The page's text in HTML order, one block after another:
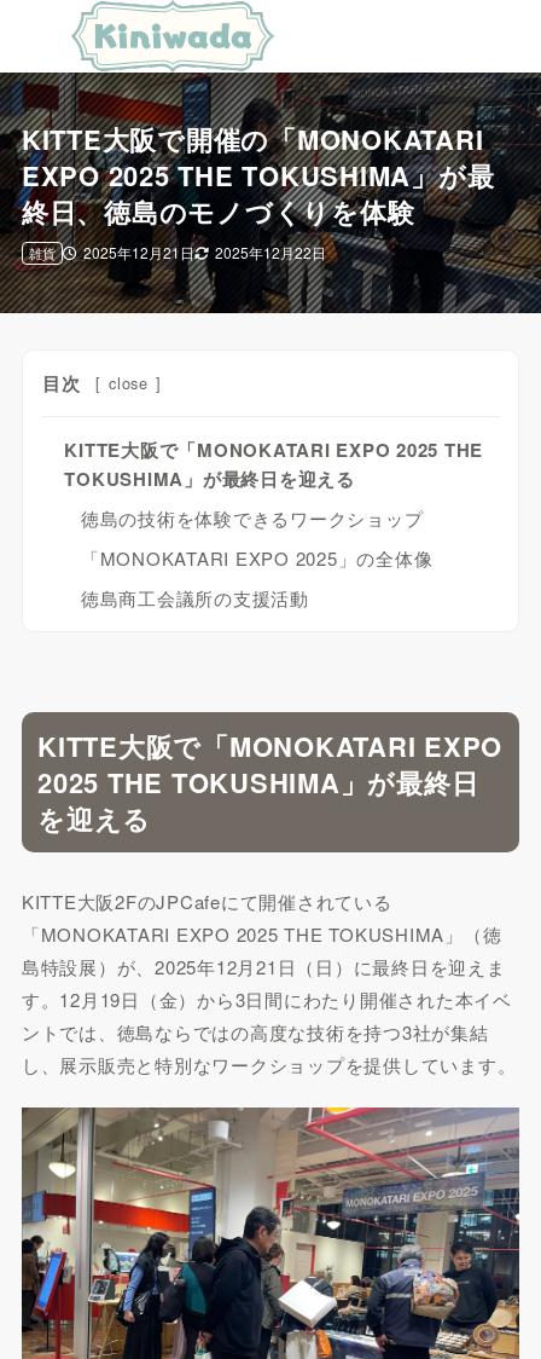
KITTE大阪で開催の「MONOKATARI
EXPO 2025 THE TOKUSHIMA」が最
終日、徳島のモノづくりを体験
2025年12月21日 2025年12月22日
雑貨
目次 [ close ]
KITTE大阪で「MONOKATARI EXPO 2025 THE
TOKUSHIMA」が最終日を迎える
徳島の技術を体験できるワークショップ
「MONOKATARI EXPO 2025」の全体像
徳島商工会議所の支援活動
KITTE大阪で「MONOKATARI EXPO
2025 THE TOKUSHIMA」が最終日
を迎える
KITTE大阪2FのJPCafeにて開催されている
「MONOKATARI EXPO 2025 THE TOKUSHIMA」（徳
島特設展）が、2025年12月21日（日）に最終日を迎えま
す。12月19日（金）から3日間にわたり開催された本イベ
ントでは、徳島ならではの高度な技術を持つ3社が集結
し、展示販売と特別なワークショップを提供しています。